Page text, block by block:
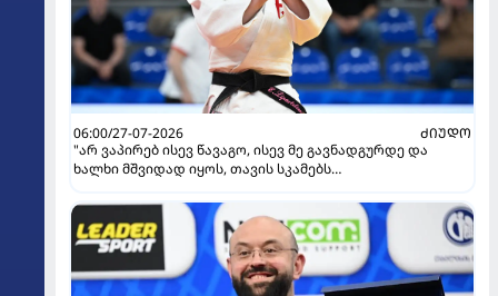
06:00/27-07-2026
ᲫᲘᲣᲓᲝ
"არ ვაპირებ ისევ წავაგო, ისევ მე გავნადგურდე და
ხალხი მშვიდად იყოს, თავის სკამებს